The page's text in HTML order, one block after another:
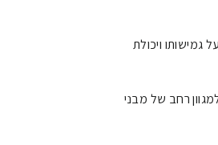
גמישותו ויכולת
רחב של מבני